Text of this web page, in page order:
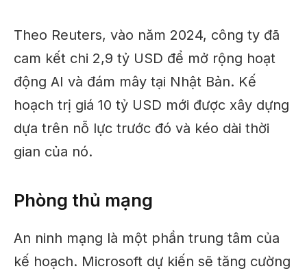
Theo Reuters, vào năm 2024, công ty đã
cam kết chi 2,9 tỷ USD để mở rộng hoạt
động AI và đám mây tại Nhật Bản. Kế
hoạch trị giá 10 tỷ USD mới được xây dựng
dựa trên nỗ lực trước đó và kéo dài thời
gian của nó.
Phòng thủ mạng
An ninh mạng là một phần trung tâm của
kế hoạch. Microsoft dự kiến ​​sẽ tăng cường